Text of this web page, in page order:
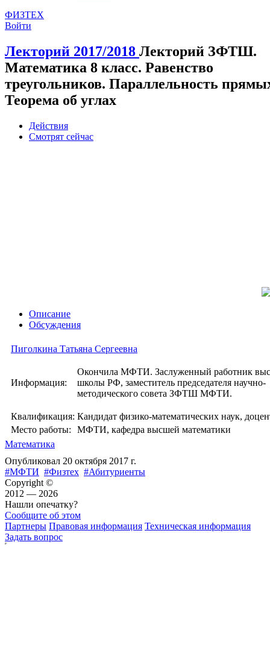
ФИЗТЕХ
Войти
Лекторий 2017/2018 Лекторий ЗФТШ.
Математика 8 класс. Равенство
треугольников. Параллельность
Теорема об углах
Действия
Смотрят сейчас
Описание
Обсуждения
Пиголкина Татьяна Сергеевна
Информация:
Окончила МФТИ. Заслуженный работник
школы РФ, заместитель председателя научно-
методического совета ЗФТШ МФТИ.
Квалификация: Кандидат физико-математических наук,
Место работы:
МФТИ, кафедра высшей математики
Математика
Опубликовал 20 октября 2017 г.
#МФТИ #Физтех #Абитуриенты
Copyright ©
2012 — 2026
Нашли опечатку?
Сообщите об этом
Партнеры Правовая информация Техническая информация
Задать вопрос